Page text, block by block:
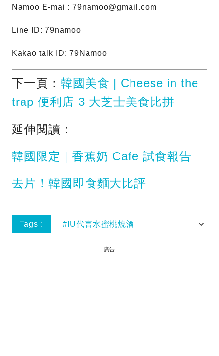
Namoo E-mail: 79namoo@gmail.com
Line ID: 79namoo
Kakao talk ID: 79Namoo
下一頁： 韓國美食 | Cheese in the
trap 便利店 3 大芝士美食比拼
延伸閱讀：
韓國限定 | 香蕉奶 Cafe 試食報告
去片！韓國即食麵大比評
Tags : IU代言水蜜桃燒酒
廣告